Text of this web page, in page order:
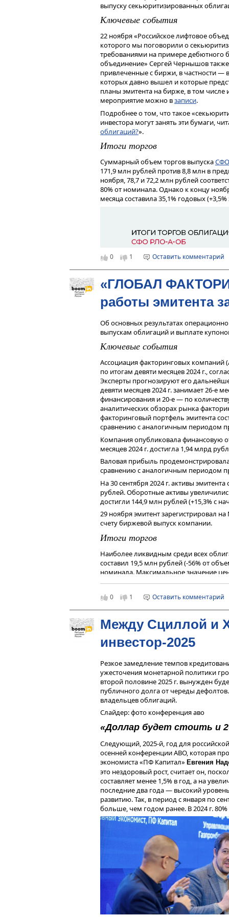
На другой стороне пользователей
более высокую доходность, чем в
обыгрывается за счет более
этом стек включает ML-модель,
публичными долговыми
верхним риск-сегментам ведущих
доходность согласно данным
существенно превосходит
удержания по активным инвесторам
привлекательности. На конец 2023
составлял 4.9% при NPL 15+ на
снижении NPL 15+ до 0.24%.
Купонные выплаты
На операционном уровне компания
пробега с долей груженого пробега
На 30 сентября 2024 г. автопарк
прицепы (+7 ед. к-к). Доля
значимого погашения договоров
тыс. км, что превышает
пробега остается на адекватном
на 5,5 п.п. до 89,8%. «Альфа Дон
которая выразилась в снижении
сельскохозяйственных культур.
В III квартале компания снизила
банковские кредиты. Таким
На 30 сентября 2024 г. организация
млн рублей (76% от всего объема
прибыли за предыдущие 12 месяцев
EBITDA). Мы ожидаем улучшения
(до 2.9x при расчете уровня Чистого
на 15%, до 3,2 млрд рублей, на
наращиванию автопарка в 2025-2026
Ключевые квартальные
показатели III квартала 2022-го —
2024 гг.
Показатель
Валовая прибыль
Валовая маржа
EBITDA
и
За
г.
В
от
В
выпуску секьюритизированных
Ключевые события
22 ноября «Российское лифтовое
которого мы поговорили о
требованиями на примере дебютного
объединение» Сергей Чернышов также
привлеченные с биржи, в частности —
которых давно вышел и которые
планы эмитента на бирже, в том числе
мероприятие можно взаписи.
Подробнее о том, что такое
инвестора могут занять эти бумаги,
облигаций?».
Итоги торгов
Суммарный объем торгов выпуска
171,9 млн рублей против 8,8 млн в
ноября, 78,7 и 72,2 млн рублей
80% от номинала. Однако к концу
месяца составила 35,1% годовых (+3,5%
0 1 Оставить комментарий
«ГЛОБАЛ
работы эмитента
Об основных результатах
выпускам облигаций и выплате
Ключевые события
Ассоциация факторинговых компаний
по итогам девяти месяцев 2024 г.,
Эксперты прогнозируют его
девяти месяцев 2024 г. занимает 26-е
финансирования и 20-е — по
аналитических обзорах рынка
факторинговый портфель эмитента
сравнению с аналогичным периодом
Компания опубликовала финансовую
месяцев 2024 г. достигла 1,94 млрд
Валовая прибыль
сравнению с аналогичным периодом
На 30 сентября 2024 г. активы
рублей. Оборотные активы
достигли 144,9 млн рублей (+15,3% с
29 ноября эмитент зарегистрировал
счету биржевой выпуск компании.
Итоги торгов
Наиболее ликвидным среди всех
составил 19,5 млн рублей (-56% от
номинала. Максимальное значение
годовых.
По-прежнему максимальная средняя
показатель за месяц составил
сокращаться, в ноябре объемы
0 1 Оставить комментарий
Между Сциллой и
инвестор-2025
Резкое замедление темпов
ужесточения монетарной политики
второй половине 2025 г. вынужден
публичного долга от череды
владельцев облигаций.
Слайдер: фото конференция аво
«Доллар будет стоить и
Следующий, 2025-й, год для
осенней конференции АВО, которая
экономиста «ПФ Капитал» Евгения
это нездоровый рост, считает он,
составляет менее 1,5% в год, а на
последние два года — высокий
развитию. Так, в период с января по
больше, чем годом ранее. В 2024 г.